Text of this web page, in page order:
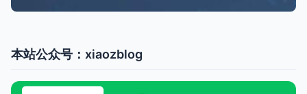
本站公众号：xiaozblog